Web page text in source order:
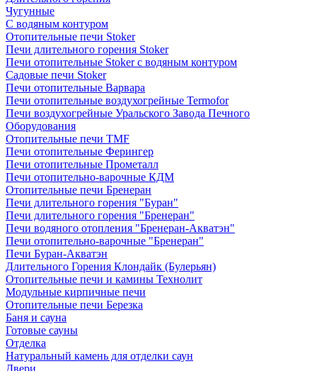
Чугунные
C водяным контуром
Отопительные печи Stoker
Печи длительного горения Stoker
Печи отопительные Stoker с водяным контуром
Садовые печи Stoker
Печи отопительные Варвара
Печи отопительные воздухогрейные Termofor
Печи воздухогрейные Уральского Завода Печного
Оборудования
Отопительные печи TMF
Печи отопительные Ферингер
Печи отопительные Прометалл
Печи отопительно-варочные КДМ
Отопительные печи Бренеран
Печи длительного горения "Буран"
Печи длительного горения "Бренеран"
Печи водяного отопления "Бренеран-Акватэн"
Печи отопительно-варочные "Бренеран"
Печи Буран-Акватэн
Длительного Горения Клондайк (Булерьян)
Отопительные печи и камины Технолит
Модульные кирпичные печи
Отопительные печи Березка
Баня и сауна
Готовые сауны
Отделка
Натуральный камень для отделки саун
Двери